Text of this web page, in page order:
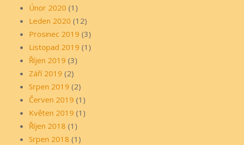
Únor 2020 (1)
Leden 2020 (12)
Prosinec 2019 (3)
Listopad 2019 (1)
Říjen 2019 (3)
Září 2019 (2)
Srpen 2019 (2)
Červen 2019 (1)
Květen 2019 (1)
Říjen 2018 (1)
Srpen 2018 (1)